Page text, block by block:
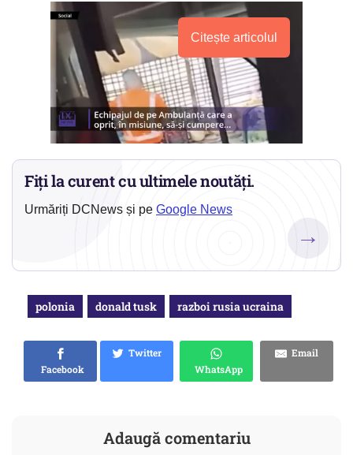
Citește articolul
Fiți la curent cu ultimele noutăți.
Urmăriți DCNews și pe Google News
→
polonia donald tusk razboi rusia ucraina
Facebook
Twitter
WhatsApp
Email
Adaugă comentariu